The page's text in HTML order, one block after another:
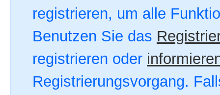
registrieren, um alle
Benutzen Sie das
registrieren oder
Registrierungsvorgang.